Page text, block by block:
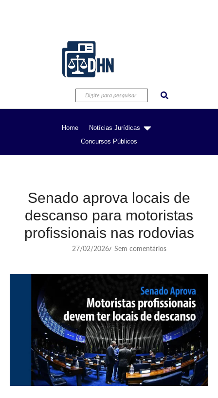
Home
Notícias Jurídicas
Concursos Públicos
Senado aprova locais de
descanso para motoristas
profissionais nas rodovias
27/02/2026/ Sem comentários